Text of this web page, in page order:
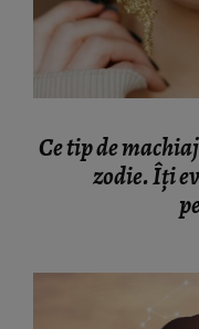
Ce tip de
zodie. Îți